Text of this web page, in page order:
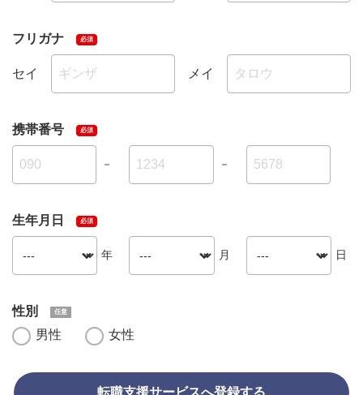
フリガナ
セイ メイ
携帯番号
－ －
生年月日
年 月 日
性別
男性
女性
転職支援サービスへ登録する